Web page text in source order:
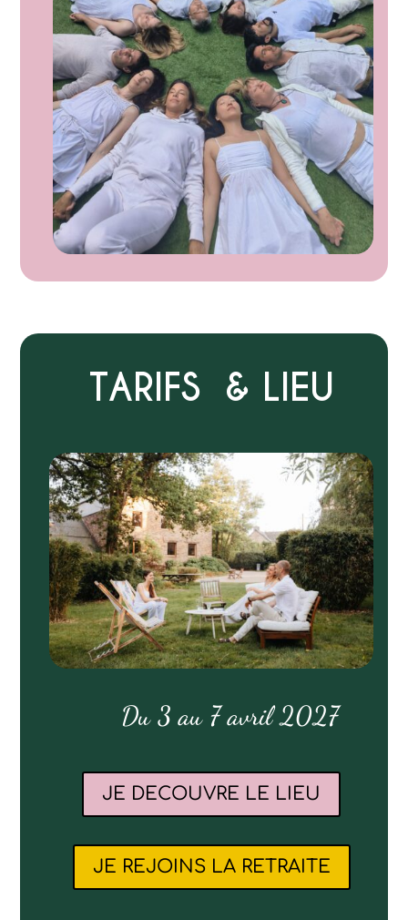
TARIFS & LIEU
Du 3 au 7 avril 2027
JE DECOUVRE LE LIEU
JE REJOINS LA RETRAITE